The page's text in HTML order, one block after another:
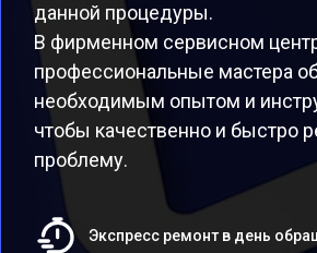
данной процедуры.
В фирменном сервисном
профессиональные мастера
необходимым опытом и
чтобы качественно и быстро
проблему.
Экспресс ремонт в день